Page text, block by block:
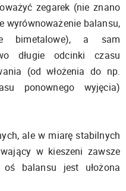
zegarek (nie znano
wyrównoważenie balansu,
bimetalowe), a sam
długie odcinki czasu
(od włożenia do np.
ponownego wyjęcia)
ale w miarę stabilnych
w kieszeni zawsze
balansu jest ułożona